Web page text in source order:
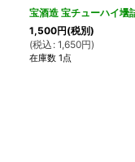
宝酒造 宝チューハイ壜
1,500円(税別)
(税込 : 1,650円)
在庫数 1点